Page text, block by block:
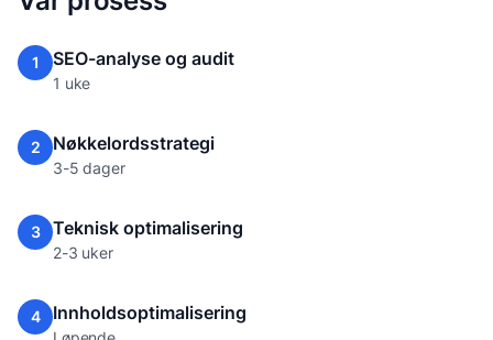
1 SEO-analyse og audit
1 uke
2 Nøkkelordsstrategi
3-5 dager
3 Teknisk optimalisering
2-3 uker
4 Innholdsoptimalisering